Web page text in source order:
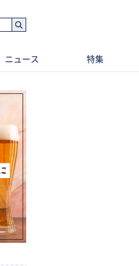
ニュース 特集